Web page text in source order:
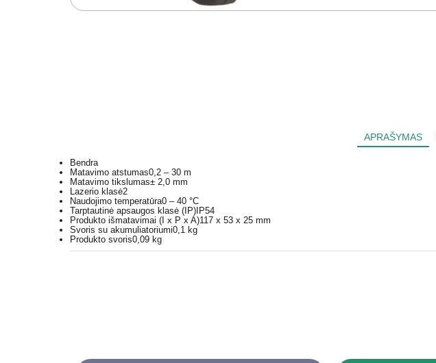
APRAŠYMAS
Bendra
Matavimo atstumas0,2 – 30 m
Matavimo tikslumas± 2,0 mm
Lazerio klasė2
Naudojimo temperatūra0 – 40 °C
Tarptautinė apsaugos klasė (IP)IP54
Produkto išmatavimai (I x P x A)117 x 53 x 25 mm
Svoris su akumuliatoriumi0,1 kg
Produkto svoris0,09 kg